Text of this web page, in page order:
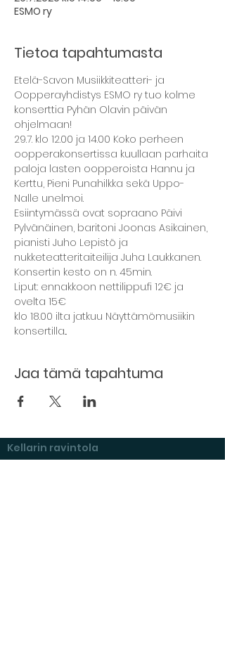
ESMO ry
Tietoa tapahtumasta
Etelä-Savon Musiikkiteatteri- ja
Oopperayhdistys ESMO ry tuo kolme
konserttia Pyhän Olavin päivän
ohjelmaan!
29.7. klo 12.00 ja 14.00 Koko perheen
oopperakonsertissa kuullaan parhaita
paloja lasten oopperoista Hannu ja
Kerttu, Pieni Punahilkka sekä Uppo-
Nalle unelmoi.
Esiintymässä ovat sopraano Päivi
Pylvänäinen, baritoni Joonas Asikainen,
pianisti Juho Lepistö ja
nukketeatteritaiteilija Juha Laukkanen.
Konsertin kesto on n. 45min.
Liput: ennakkoon nettilippu.fi 12€ ja
ovelta 15€
klo 18.00 ilta jatkuu Näyttämömusiikin
konsertilla...
Jaa tämä tapahtuma
Kellarin ravintola